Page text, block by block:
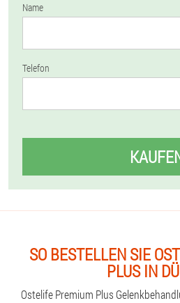
Name
Telefon
SO BESTELLEN SIE
PLUS IN
Ostelife Premium Plus